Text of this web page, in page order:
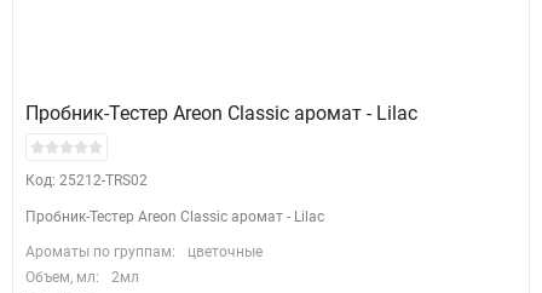
Пробник-Тестер Areon Classic аромат - Lilac
Код: 25212-TRS02
Пробник-Тестер Areon Classic аромат - Lilac
Ароматы по группам:
цветочные
Объем, мл:
2мл